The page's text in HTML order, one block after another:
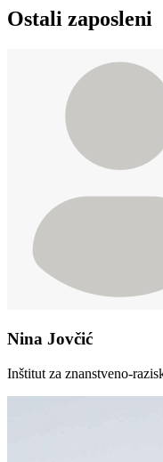
Ostali zaposleni
Nina Jovčić
Inštitut za znanstveno-